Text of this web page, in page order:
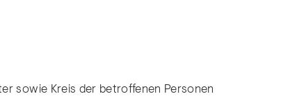
sowie Kreis der betroffenen Personen